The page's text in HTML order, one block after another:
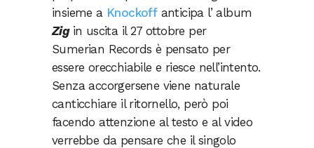
insieme a Knockoffanticipa l’ album
Zigin uscita il 27 ottobre per
Sumerian Records è pensato per
essere orecchiabile e riesce nell’intento.
Senza accorgersene viene naturale
canticchiare il ritornello, però poi
facendo attenzione al testo e al video
verrebbe da pensare che il singolo